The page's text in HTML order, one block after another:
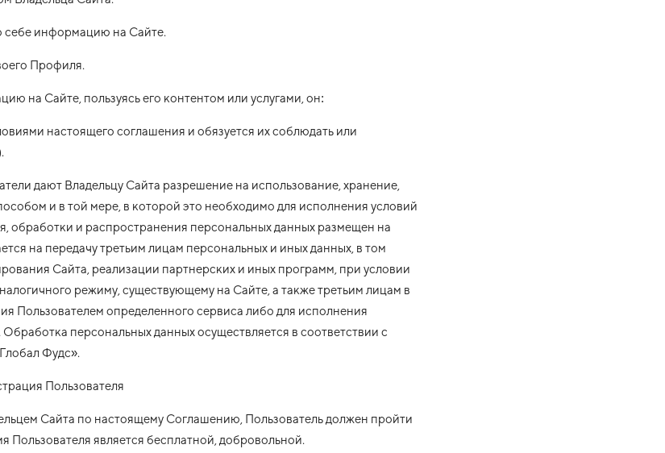
себе информацию на Сайте.
Профиля.
на Сайте, пользуясь его контентом или услугами, он:
настоящего соглашения и обязуется их соблюдать или
дают Владельцу Сайта разрешение на использование, хранение,
и в той мере, в которой это необходимо для исполнения условий
обработки и распространения персональных данных размещен на
на передачу третьим лицам персональных и иных данных, в том
Сайта, реализации партнерских и иных программ, при условии
режиму, существующему на Сайте, а также третьим лицам в
Пользователем определенного сервиса либо для исполнения
персональных данных осуществляется в соответствии с
Фудс».
Пользователя
Сайта по настоящему Соглашению, Пользователь должен пройти
Пользователя является бесплатной, добровольной.